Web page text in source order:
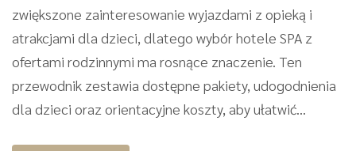
zwiększone zainteresowanie wyjazdami z opieką i
atrakcjami dla dzieci, dlatego wybór hotele SPA z
ofertami rodzinnymi ma rosnące znaczenie. Ten
przewodnik zestawia dostępne pakiety, udogodnienia
dla dzieci oraz orientacyjne koszty, aby ułatwić...